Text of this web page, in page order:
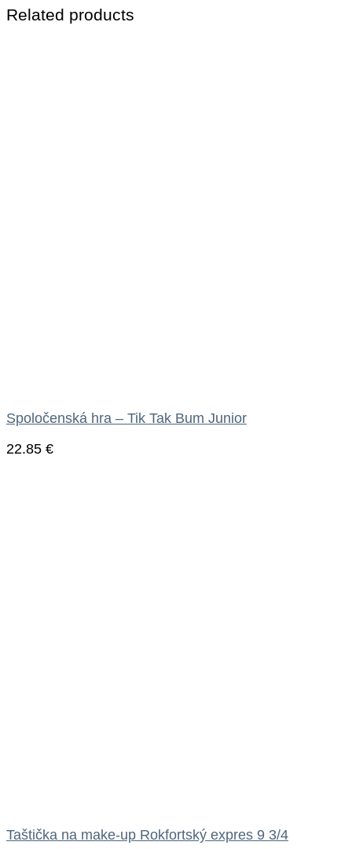
Related products
Spoločenská hra – Tik Tak Bum Junior
22.85 €
Taštička na make-up Rokfortský expres 9 3/4